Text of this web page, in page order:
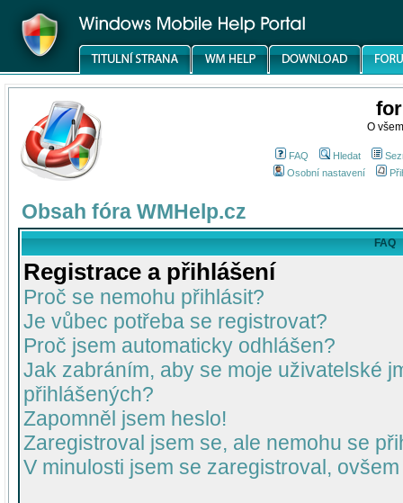
O
FAQ Hledat
Osobní nastavení
Obsah fóra WMHelp.cz
FAQ
Registrace a přihlášení
Proč se nemohu přihlásit?
Je vůbec potřeba se registrovat?
Proč jsem automaticky odhlášen?
Jak zabráním, aby se moje uživatelské
přihlášených?
Zapomněl jsem heslo!
Zaregistroval jsem se, ale nemohu se
V minulosti jsem se zaregistroval,